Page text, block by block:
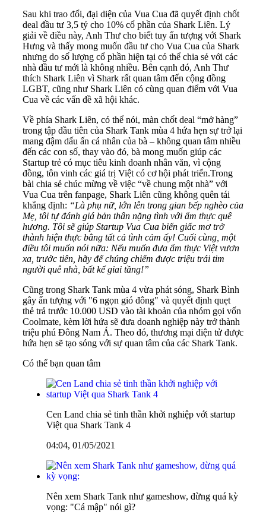
Sau khi trao đổi, đại diện của Vua Cua đã quyết định chốt
deal đầu tư 3,5 tỷ cho 10% cổ phần của Shark Liên. Lý
giải về điều này, Anh Thư cho biết tuy ấn tượng với Shark
Hưng và thấy mong muốn đầu tư cho Vua Cua của Shark
nhưng do số lượng cổ phần hiện tại có thể chia sẻ với các
nhà đầu tư mới là không nhiều. Bên cạnh đó, Anh Thư
thích Shark Liên vì Shark rất quan tâm đến cộng đồng
LGBT, cũng như Shark Liên có cùng quan điểm với Vua
Cua về các vấn đề xã hội khác.
Về phía Shark Liên, có thể nói, màn chốt deal “mở hàng”
trong tập đầu tiên của Shark Tank mùa 4 hứa hẹn sự trở lại
mang đậm dấu ấn cá nhân của bà – không quan tâm nhiều
đến các con số, thay vào đó, bà mong muốn giúp các
Startup trẻ có mục tiêu kinh doanh nhân văn, vì cộng
đồng, tôn vinh các giá trị Việt có cơ hội phát triển.Trong
bài chia sẻ chúc mừng về việc “về chung một nhà” với
Vua Cua trên fanpage, Shark Liên cũng không quên tái
khẳng định: “Là phụ nữ, lớn lên trong gian bếp nghèo của
Mẹ, tôi tự đánh giá bản thân nặng tình với ẩm thực quê
hương. Tôi sẽ giúp Startup Vua Cua biến giấc mơ trở
thành hiện thực bằng tất cả tình cảm ấy! Cuối cùng, một
điều tôi muốn nói nữa: Nếu muốn đưa ẩm thực Việt vươn
xa, trước tiên, hãy để chúng chiếm được triệu trái tim
người quê nhà, bất kể giai tầng!”
Cũng trong Shark Tank mùa 4 vừa phát sóng, Shark Bình
gây ấn tượng với "6 ngọn gió đông" và quyết định quẹt
thẻ trả trước 10.000 USD vào tài khoản của nhóm gọi vốn
Coolmate, kèm lời hứa sẽ đưa doanh nghiệp này trở thành
triệu phú Đông Nam Á. Theo đó, thương mại điện tử được
hứa hẹn sẽ tạo sóng với sự quan tâm của các Shark Tank.
Có thể bạn quan tâm
Cen Land chia sẻ tinh thần khởi nghiệp với startup
Việt qua Shark Tank 4
04:04, 01/05/2021
Nên xem Shark Tank như gameshow, đừng quá kỳ
vọng: "Cá mập" nói gì?